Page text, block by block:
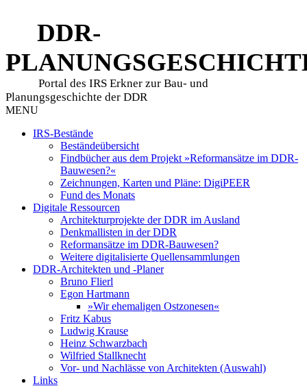
DDR-
Portal des IRS Erkner zur Bau- und
Planungsgeschichte der DDR
MENU
IRS-Bestände
Beständeübersicht
Findbücher aus dem Projekt »Reformansätze im DDR-
Bauwesen?«
Zeichnungen, Karten und Pläne: DigiPEER
Fund des Monats
Digitale Ressourcen
Architekturprojekte der DDR im Ausland
Denkmallisten in der DDR
Reformansätze im DDR-Bauwesen?
Weitere digitalisierte Quellensammlungen
DDR-Architekten und -Planer
Bruno Flierl
Egon Hartmann
»Wir ehemaligen Ostzonesen«
Fritz Kabus
Ludwig Krause
Heinz Schwarzbach
Wilfried Stallknecht
Vor- und Nachlässe von Architekten (Auswahl)
Links